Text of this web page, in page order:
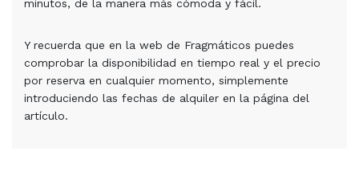
minutos, de la manera más cómoda y fácil.
Y recuerda que en la web de Fragmáticos puedes
comprobar la disponibilidad en tiempo real y el precio
por reserva en cualquier momento, simplemente
introduciendo las fechas de alquiler en la página del
artículo.